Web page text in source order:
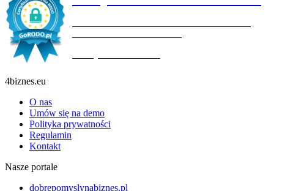
4biznes.eu
O nas
Umów się na demo
Polityka prywatności
Regulamin
Kontakt
Nasze portale
dobrepomyslynabiznes.pl